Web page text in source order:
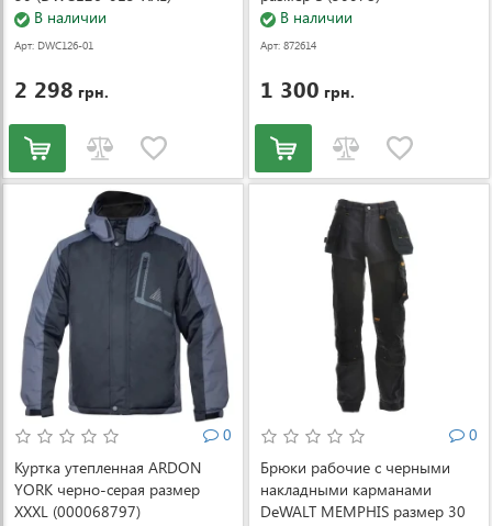
В наличии
Арт: DWC126-01
2 298 грн.
В наличии
Арт: 872614
1 300 грн.
0
Куртка утепленная ARDON
YORK черно-серая размер
XXXL (000068797)
0
Брюки рабочие с черными
накладными карманами
DeWALT MEMPHIS размер 30